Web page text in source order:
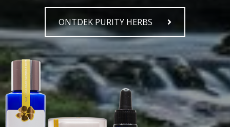
ONTDEK PURITY HERBS